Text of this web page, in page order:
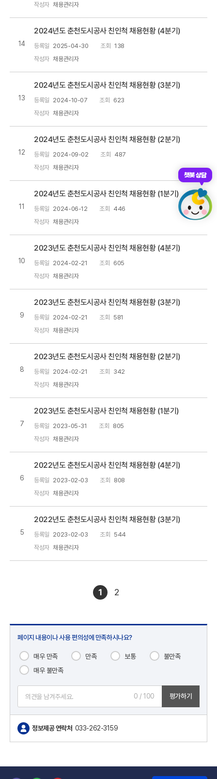
작성자 채용관리자
14
2024년도 춘천도시공사 친인척 채용현황 (4분기)
등록일 2025-04-30 조회 138
작성자 채용관리자
13
2024년도 춘천도시공사 친인척 채용현황 (3분기)
등록일 2024-10-07 조회 623
작성자 채용관리자
12
2024년도 춘천도시공사 친인척 채용현황 (2분기)
등록일 2024-09-02 조회 487
작성자 채용관리자
11
2024년도 춘천도시공사 친인척 채용현황 (1분기)
등록일 2024-06-12 조회 446
작성자 채용관리자
10
2023년도 춘천도시공사 친인척 채용현황 (4분기)
등록일 2024-02-21 조회 605
작성자 채용관리자
9
2023년도 춘천도시공사 친인척 채용현황 (3분기)
등록일 2024-02-21 조회 581
작성자 채용관리자
8
2023년도 춘천도시공사 친인척 채용현황 (2분기)
등록일 2024-02-21 조회 342
작성자 채용관리자
7
2023년도 춘천도시공사 친인척 채용현황 (1분기)
등록일 2023-05-31 조회 805
작성자 채용관리자
6
2022년도 춘천도시공사 친인척 채용현황 (4분기)
등록일 2023-02-03 조회 808
작성자 채용관리자
5
2022년도 춘천도시공사 친인척 채용현황 (3분기)
등록일 2023-02-03 조회 544
작성자 채용관리자
1 2
페이지 내용이나 사용 편의성에 만족하시나요?
매우 만족 만족 보통
불만족
매우 불만족
0 / 100 평가하기
정보제공 연락처 033-262-3159
챗봇 상담